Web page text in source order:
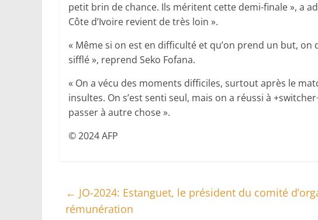
petit brin de chance. Ils méritent cette demi-finale », a
Côte d’Ivoire revient de très loin ».
« Même si on est en difficulté et qu’on prend un but, on
sifflé », reprend Seko Fofana.
« On a vécu des moments difficiles, surtout après le
insultes. On s’est senti seul, mais on a réussi à
passer à autre chose ».
© 2024 AFP
← JO-2024: Estanguet, le président du comité
rémunération